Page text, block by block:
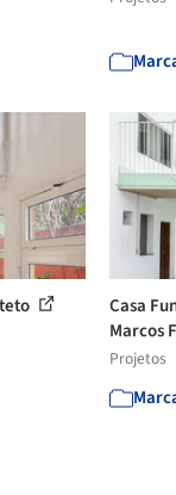
Casa
Marcos
Projetos